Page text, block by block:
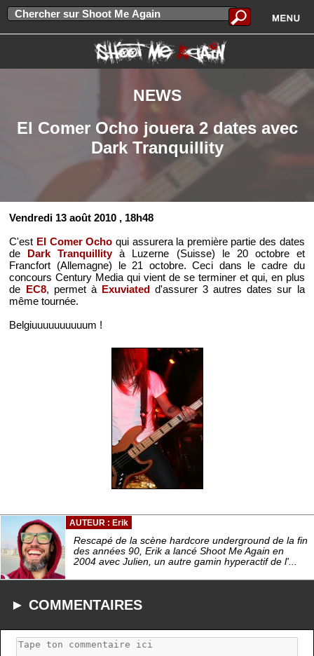
NEWS
El Comer Ocho jouera 2 dates avec
Dark Tranquillity
Vendredi 13 août 2010 , 18h48
C'est El Comer Ocho qui assurera la première partie des dates
de Dark Tranquillityà Luzerne (Suisse) le 20 octobre et
Francfort (Allemagne) le 21 octobre. Ceci dans le cadre du
concours Century Media qui vient de se terminer et qui, en plus
de EC8, permet à Exuviatedd'assurer 3 autres dates sur la
même tournée.
Belgiuuuuuuuuuum !
AUTEUR : Erik
Rescapé de la scène hardcore underground de la fin
des années 90, Erik a lancé Shoot Me Again en
2004 avec Julien, un autre gamin hyperactif de l'...
► COMMENTAIRES